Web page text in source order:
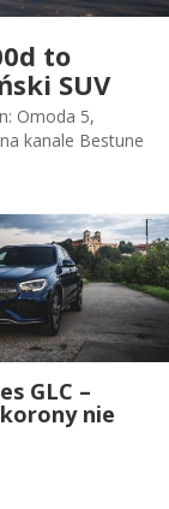
to
SUV
Omoda 5,
kanale Bestune
GLC –
nie